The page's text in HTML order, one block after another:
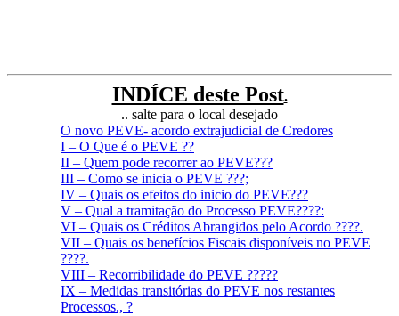
INDÍCE deste Post.
.. salte para o local desejado
O novo PEVE- acordo extrajudicial de Credores
I – O Que é o PEVE ??
II – Quem pode recorrer ao PEVE???
III – Como se inicia o PEVE ???;
IV – Quais os efeitos do inicio do PEVE???
V – Qual a tramitação do Processo PEVE????:
VI – Quais os Créditos Abrangidos pelo Acordo ????.
VII – Quais os benefícios Fiscais disponíveis no PEVE
????.
VIII – Recorribilidade do PEVE ?????
IX – Medidas transitórias do PEVE nos restantes
Processos., ?